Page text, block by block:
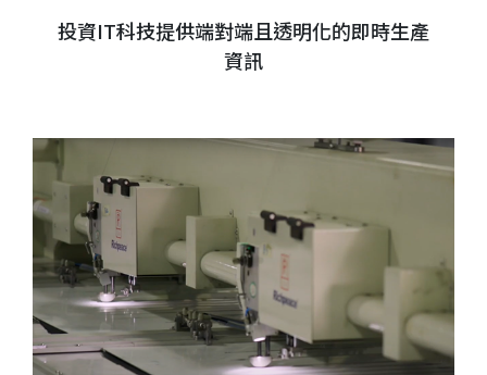
投資IT科技提供端對端且透明化的即時生產
資訊